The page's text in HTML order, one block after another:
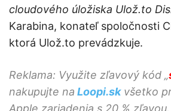
cloudového úložiska Ulož.to
Karabina, konateľ spoločnosti
ktorá Ulož.to prevádzkuje.
Reklama: Využite zľavový kód „
nakupujte na Loopi.sk všetko